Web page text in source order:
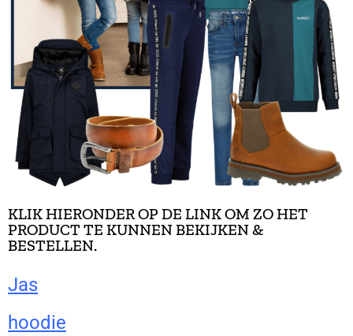
KLIK HIERONDER OP DE LINK OM ZO HET
PRODUCT TE KUNNEN BEKIJKEN &
BESTELLEN.
Jas
hoodie